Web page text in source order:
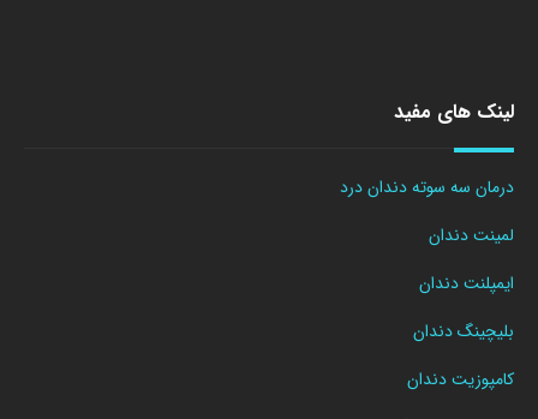
لینک های مفید
درمان سه سوته دندان درد
لمینت دندان
ایمپلنت دندان
بلیچینگ دندان
کامپوزیت دندان